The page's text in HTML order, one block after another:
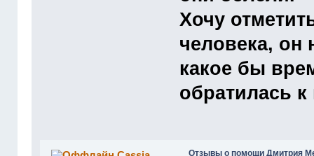
Хочу
человека, он
какое бы
обратилась к
Отзывы о помощи Дмитрия